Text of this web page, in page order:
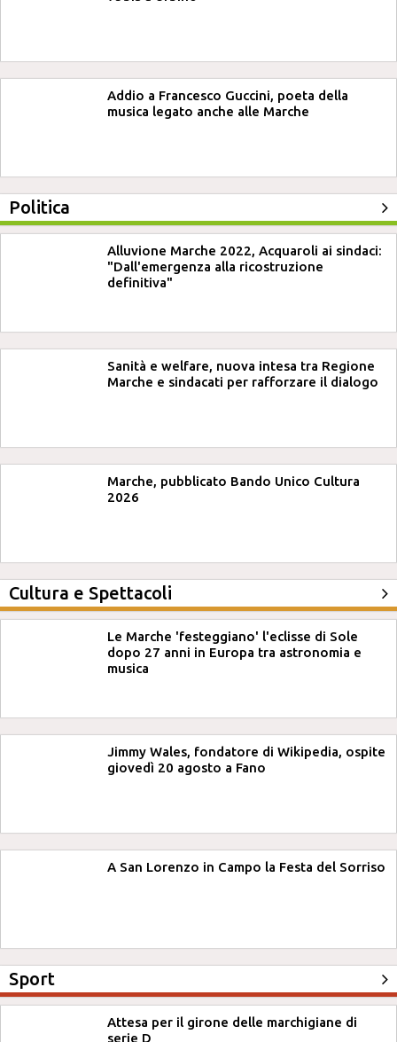
Addio a Francesco Guccini, poeta della
musica legato anche alle Marche
Politica
Alluvione Marche 2022, Acquaroli ai sindaci:
"Dall'emergenza alla ricostruzione
definitiva"
Sanità e welfare, nuova intesa tra Regione
Marche e sindacati per rafforzare il dialogo
Marche, pubblicato Bando Unico Cultura
2026
Cultura e Spettacoli
Le Marche 'festeggiano' l'eclisse di Sole
dopo 27 anni in Europa tra astronomia e
musica
Jimmy Wales, fondatore di Wikipedia, ospite
giovedì 20 agosto a Fano
A San Lorenzo in Campo la Festa del Sorriso
Sport
Attesa per il girone delle marchigiane di
serie D